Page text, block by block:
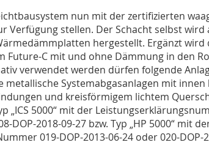
nun mit der zertifizierten
Verfügung stellen. Der Schacht selbst wird
hergestellt. Ergänzt wird
Future-C mit und ohne Dämmung in den
verwendet werden dürfen folgende
metallische Systemabgasanlagen mit innen
und kreisförmigem lichtem
„ICS 5000“ mit der
DOP-2018-09-27 bzw. Typ „HP 5000“ mit
019-DOP-2013-06-24 oder 020-DOP-